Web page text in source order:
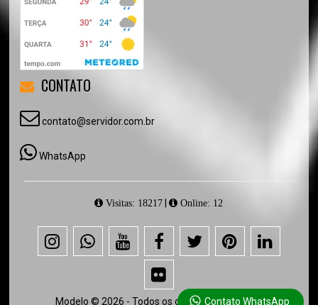
Contato WhatsApp
CONTATO
contato@servidor.com.br
WhatsApp
Visitas: 18217 | Online: 12
Modelo © 2026 - Todos os direitos reservados.